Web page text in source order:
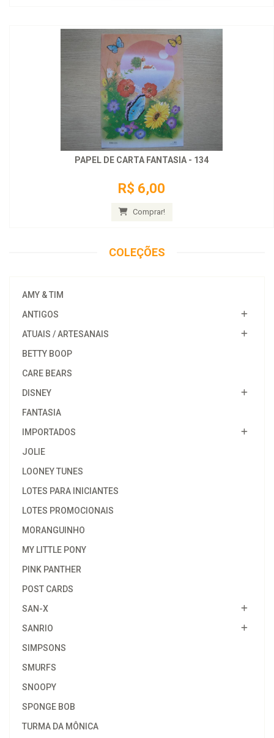
PAPEL DE CARTA FANTASIA - 134
R$ 6,00
Comprar!
COLEÇÕES
AMY & TIM
ANTIGOS
ATUAIS / ARTESANAIS
BETTY BOOP
CARE BEARS
DISNEY
FANTASIA
IMPORTADOS
JOLIE
LOONEY TUNES
LOTES PARA INICIANTES
LOTES PROMOCIONAIS
MORANGUINHO
MY LITTLE PONY
PINK PANTHER
POST CARDS
SAN-X
SANRIO
SIMPSONS
SMURFS
SNOOPY
SPONGE BOB
TURMA DA MÔNICA